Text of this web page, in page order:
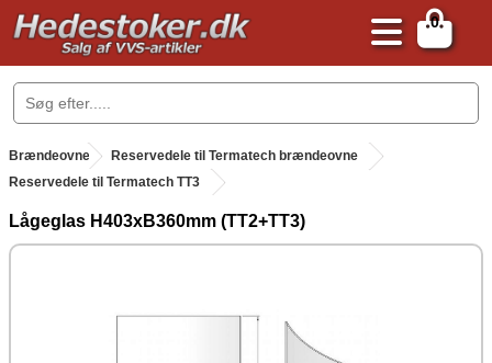
0
.
Brændeovne .
Reservedele til Termatech brændeovne
Reservedele til Termatech TT3
Lågeglas H403xB360mm (TT2+TT3)